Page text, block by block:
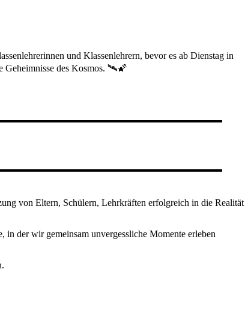
und Klassenlehrern, bevor es ab Dienstag in
Geheimnisse des Kosmos. 🛰🌠
von Eltern, Schülern, Lehrkräften erfolgreich in die Realität
der wir gemeinsam unvergessliche Momente erleben